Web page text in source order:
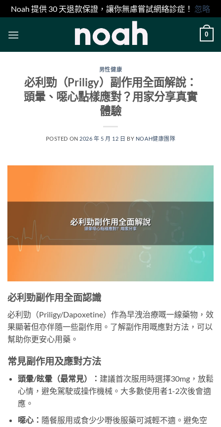
Noah 提供 30 天退款保證，讓你無慮嘗試網絡診症！ 忽略
0
男性健康
必利勁（Priligy）副作用全面解說：
頭暈、噁心點樣應對？用家分享真實
體驗
POSTED ON 2026 年 5 月 12 日 BY NOAH健康團隊
必利勁副作用全面認識
必利勁（Priligy/Dapoxetine）作為早洩治療嘅一線藥物，效
果顯著但亦伴隨一些副作用。了解副作用嘅應對方法，可以
幫助你更安心用藥。
常見副作用及應對方法
頭暈/眩暈（最常見）： 建議首次服用時選擇30mg，放鬆
心情，避免駕駛或操作機械。大多數使用者1-2次後會適
應。
噁心： 隨餐服用或食少少嘢後服藥可減輕不適。避免空